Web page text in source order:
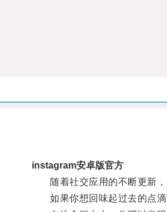
instagram安卓版官方
随着社交应用的不断更新，
如果你想回味起过去的点滴